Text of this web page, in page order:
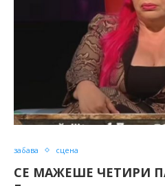
забава сцена
СЕ МАЖЕШЕ ЧЕТИРИ